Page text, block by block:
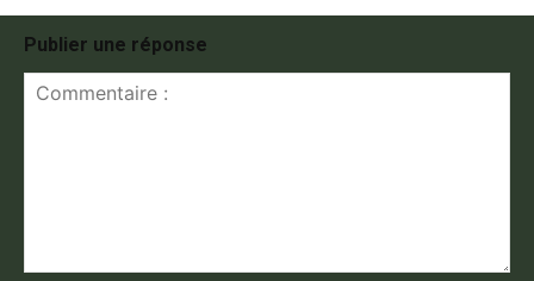
Publier une réponse